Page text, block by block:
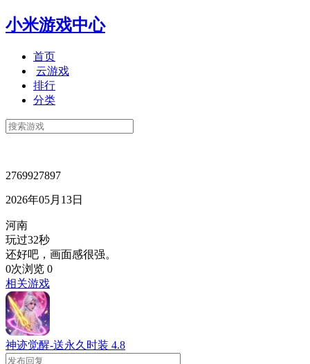
小米游戏中心
首页
云游戏
排行
分类
2769927897
2026年05月13日
河南
玩过32秒
还好吧，画面感很强。
0次浏览 0
相关游戏
神迹觉醒-送永久时装 4.8